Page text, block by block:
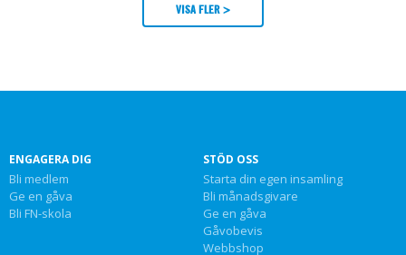
VISA FLER >
ENGAGERA DIG
Bli medlem
Ge en gåva
Bli FN-skola
STÖD OSS
Starta din egen insamling
Bli månadsgivare
Ge en gåva
Gåvobevis
Webbshop